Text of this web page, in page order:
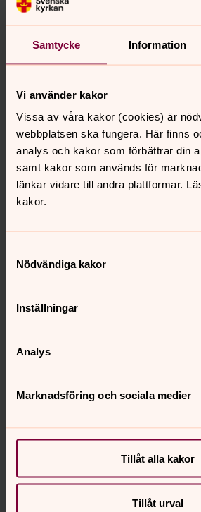
Samtycke Information
Vi använder kakor
Vissa av våra kakor (cookies) är
webbplatsen ska fungera. Här finns
analys och kakor som förbättrar din
samt kakor som används för
länkar vidare till andra plattformar.
kakor.
Nödvändiga kakor
Inställningar
Analys
Marknadsföring och sociala medier
Tillåt alla kakor
Tillåt urval
Jos sie halvat kastamisen
yhtheyttä sinun seurakunnan
maholista.
Kastekirkonmenot saatethaan
kotona eli muussa sopevassa
Se oon kans maholista
juhlahuohneen kastekahvile.
saattaa maksaa, mutta itte
ilhmainen. Valkea kastekläninki
mutta ei ole pakolinen. Monela
jokka päättävä kastheesta. Jos
huoltajaa niin molemat häätyvä
Lapsilta, jokka oon yli 12
Se ei ole vaatimus ette
Kaste oon erityinen
olet kastettu, huolimatta jos se
Ruottin kirkossa kans.
Kaste oon pyhä
Kaste oon pyhä teko -sakramentti.